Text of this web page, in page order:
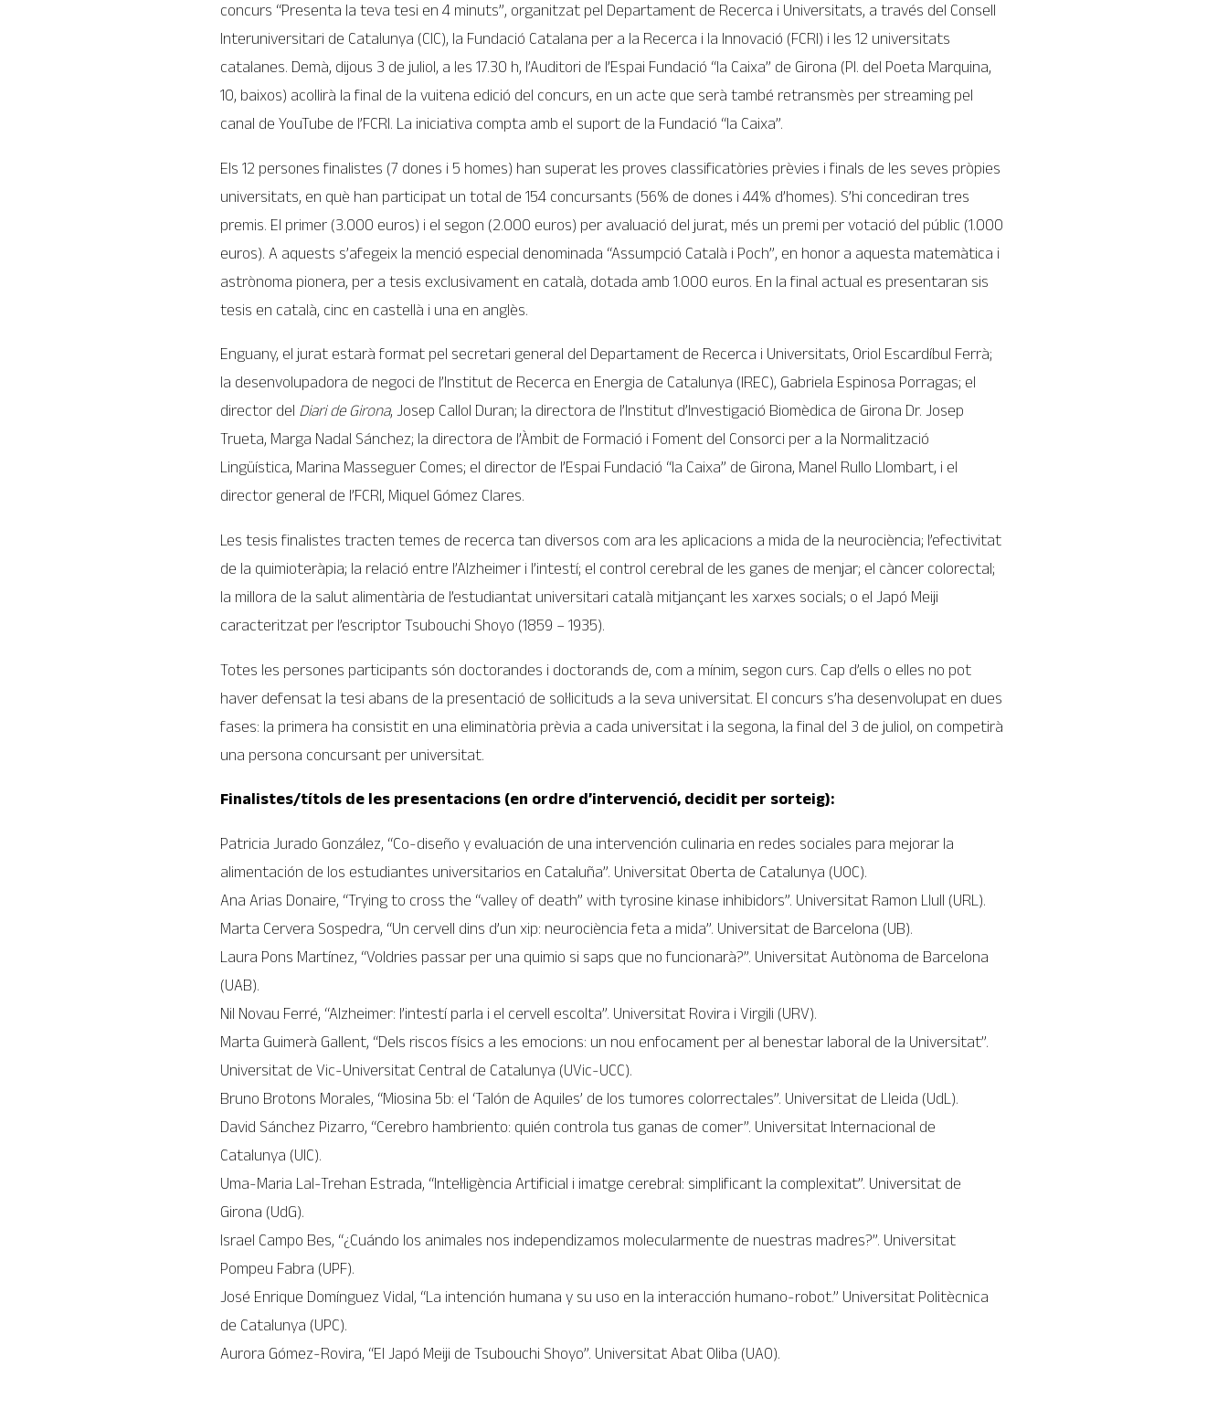
concurs “Presenta la teva tesi en 4 minuts”, organitzat pel Departament de Recerca i Universitats, a través del Consell
Interuniversitari de Catalunya (CIC), la Fundació Catalana per a la Recerca i la Innovació (FCRI) i les 12 universitats
catalanes. Demà, dijous 3 de juliol, a les 17.30 h, l’Auditori de l’Espai Fundació “la Caixa” de Girona (Pl. del Poeta Marquina,
10, baixos) acollirà la final de la vuitena edició del concurs, en un acte que serà també retransmès per streaming pel
canal de YouTube de l’FCRI. La iniciativa compta amb el suport de la Fundació “la Caixa”.
Els 12 persones finalistes (7 dones i 5 homes) han superat les proves classificatòries prèvies i finals de les seves pròpies
universitats, en què han participat un total de 154 concursants (56% de dones i 44% d’homes). S’hi concediran tres
premis. El primer (3.000 euros) i el segon (2.000 euros) per avaluació del jurat, més un premi per votació del públic (1.000
euros). A aquests s’afegeix la menció especial denominada “Assumpció Català i Poch”, en honor a aquesta matemàtica i
astrònoma pionera, per a tesis exclusivament en català, dotada amb 1.000 euros. En la final actual es presentaran sis
tesis en català, cinc en castellà i una en anglès.
Enguany, el jurat estarà format pel secretari general del Departament de Recerca i Universitats, Oriol Escardíbul Ferrà;
la desenvolupadora de negoci de l’Institut de Recerca en Energia de Catalunya (IREC), Gabriela Espinosa Porragas; el
director del Diari de Girona, Josep Callol Duran; la directora de l’Institut d’Investigació Biomèdica de Girona Dr. Josep
Trueta, Marga Nadal Sánchez; la directora de l’Àmbit de Formació i Foment del Consorci per a la Normalització
Lingüística, Marina Masseguer Comes; el director de l’Espai Fundació “la Caixa” de Girona, Manel Rullo Llombart, i el
director general de l’FCRI, Miquel Gómez Clares.
Les tesis finalistes tracten temes de recerca tan diversos com ara les aplicacions a mida de la neurociència; l’efectivitat
de la quimioteràpia; la relació entre l’Alzheimer i l’intestí; el control cerebral de les ganes de menjar; el càncer colorectal;
la millora de la salut alimentària de l’estudiantat universitari català mitjançant les xarxes socials; o el Japó Meiji
caracteritzat per l’escriptor Tsubouchi Shoyo (1859 – 1935).
Totes les persones participants són doctorandes i doctorands de, com a mínim, segon curs. Cap d’ells o elles no pot
haver defensat la tesi abans de la presentació de sol·licituds a la seva universitat. El concurs s’ha desenvolupat en dues
fases: la primera ha consistit en una eliminatòria prèvia a cada universitat i la segona, la final del 3 de juliol, on competirà
una persona concursant per universitat.
Finalistes/títols de les presentacions (en ordre d’intervenció, decidit per sorteig):
Patricia Jurado González, “Co-diseño y evaluación de una intervención culinaria en redes sociales para mejorar la
alimentación de los estudiantes universitarios en Cataluña”. Universitat Oberta de Catalunya (UOC).
Ana Arias Donaire, “Trying to cross the “valley of death” with tyrosine kinase inhibidors”. Universitat Ramon Llull (URL).
Marta Cervera Sospedra, “Un cervell dins d’un xip: neurociència feta a mida”. Universitat de Barcelona (UB).
Laura Pons Martínez, “Voldries passar per una quimio si saps que no funcionarà?”. Universitat Autònoma de Barcelona
(UAB).
Nil Novau Ferré, “Alzheimer: l’intestí parla i el cervell escolta”. Universitat Rovira i Virgili (URV).
Marta Guimerà Gallent, “Dels riscos físics a les emocions: un nou enfocament per al benestar laboral de la Universitat”.
Universitat de Vic-Universitat Central de Catalunya (UVic-UCC).
Bruno Brotons Morales, “Miosina 5b: el ‘Talón de Aquiles’ de los tumores colorrectales”. Universitat de Lleida (UdL).
David Sánchez Pizarro, “Cerebro hambriento: quién controla tus ganas de comer”. Universitat Internacional de
Catalunya (UIC).
Uma-Maria Lal-Trehan Estrada, “Intel·ligència Artificial i imatge cerebral: simplificant la complexitat”. Universitat de
Girona (UdG).
Israel Campo Bes, “¿Cuándo los animales nos independizamos molecularmente de nuestras madres?”. Universitat
Pompeu Fabra (UPF).
José Enrique Domínguez Vidal, “La intención humana y su uso en la interacción humano-robot.” Universitat Politècnica
de Catalunya (UPC).
Aurora Gómez-Rovira, “El Japó Meiji de Tsubouchi Shoyo”. Universitat Abat Oliba (UAO).